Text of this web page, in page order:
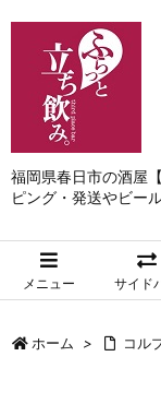
福岡県春日市の酒屋
ピング・発送やビー
メニュー サイド
ホーム > コル